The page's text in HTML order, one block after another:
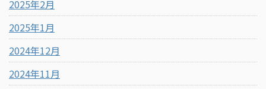
2025年2月
2025年1月
2024年12月
2024年11月